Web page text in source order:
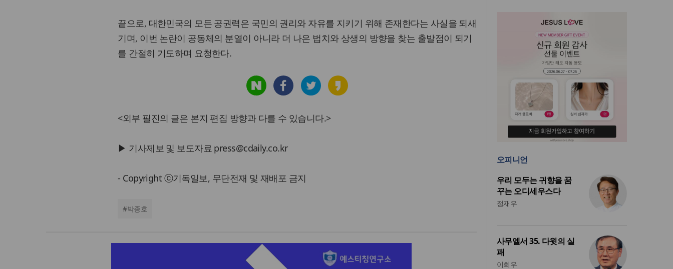
끝으로, 대한민국의 모든 공권력은 국민의 권리와 자유를 지키기 위해 존재한다는 사실을 되새
기며, 이번 논란이 공동체의 분열이 아니라 더 나은 법치와 상생의 방향을 찾는 출발점이 되기
를 간절히 기도하며 요청한다.
<외부 필진의 글은 본지 편집 방향과 다를 수 있습니다.>
▶ 기사제보 및 보도자료 press@cdaily.co.kr
- Copyright ⓒ기독일보, 무단전재 및 재배포 금지
#박종호
오피니언
우리 모두는 귀향을 꿈
꾸는 오디세우스다
정재우
사무엘서 35. 다윗의 실
패
이희우